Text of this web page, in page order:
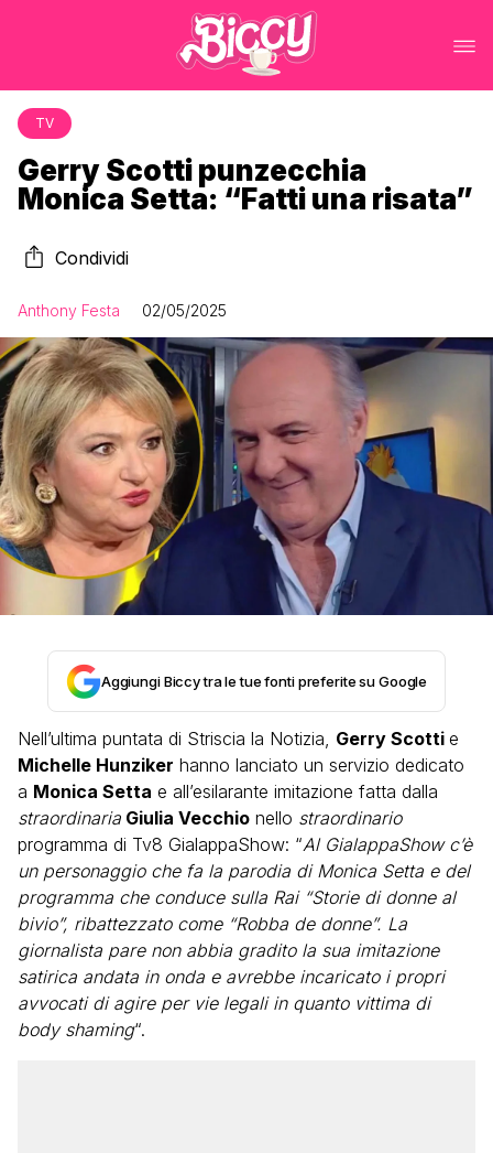
TV
Gerry Scotti punzecchia
Monica Setta: “Fatti una risata”
Condividi
Anthony Festa 02/05/2025
Aggiungi Biccy tra le tue fonti preferite su Google
Nell’ultima puntata di Striscia la Notizia, Gerry Scotti e
Michelle Hunziker hanno lanciato un servizio dedicato
a Monica Setta e all’esilarante imitazione fatta dalla
straordinaria Giulia Vecchio nello straordinario
programma di Tv8 GialappaShow: “Al GialappaShow c’è
un personaggio che fa la parodia di Monica Setta e del
programma che conduce sulla Rai “Storie di donne al
bivio”, ribattezzato come “Robba de donne”. La
giornalista pare non abbia gradito la sua imitazione
satirica andata in onda e avrebbe incaricato i propri
avvocati di agire per vie legali in quanto vittima di
body shaming“.